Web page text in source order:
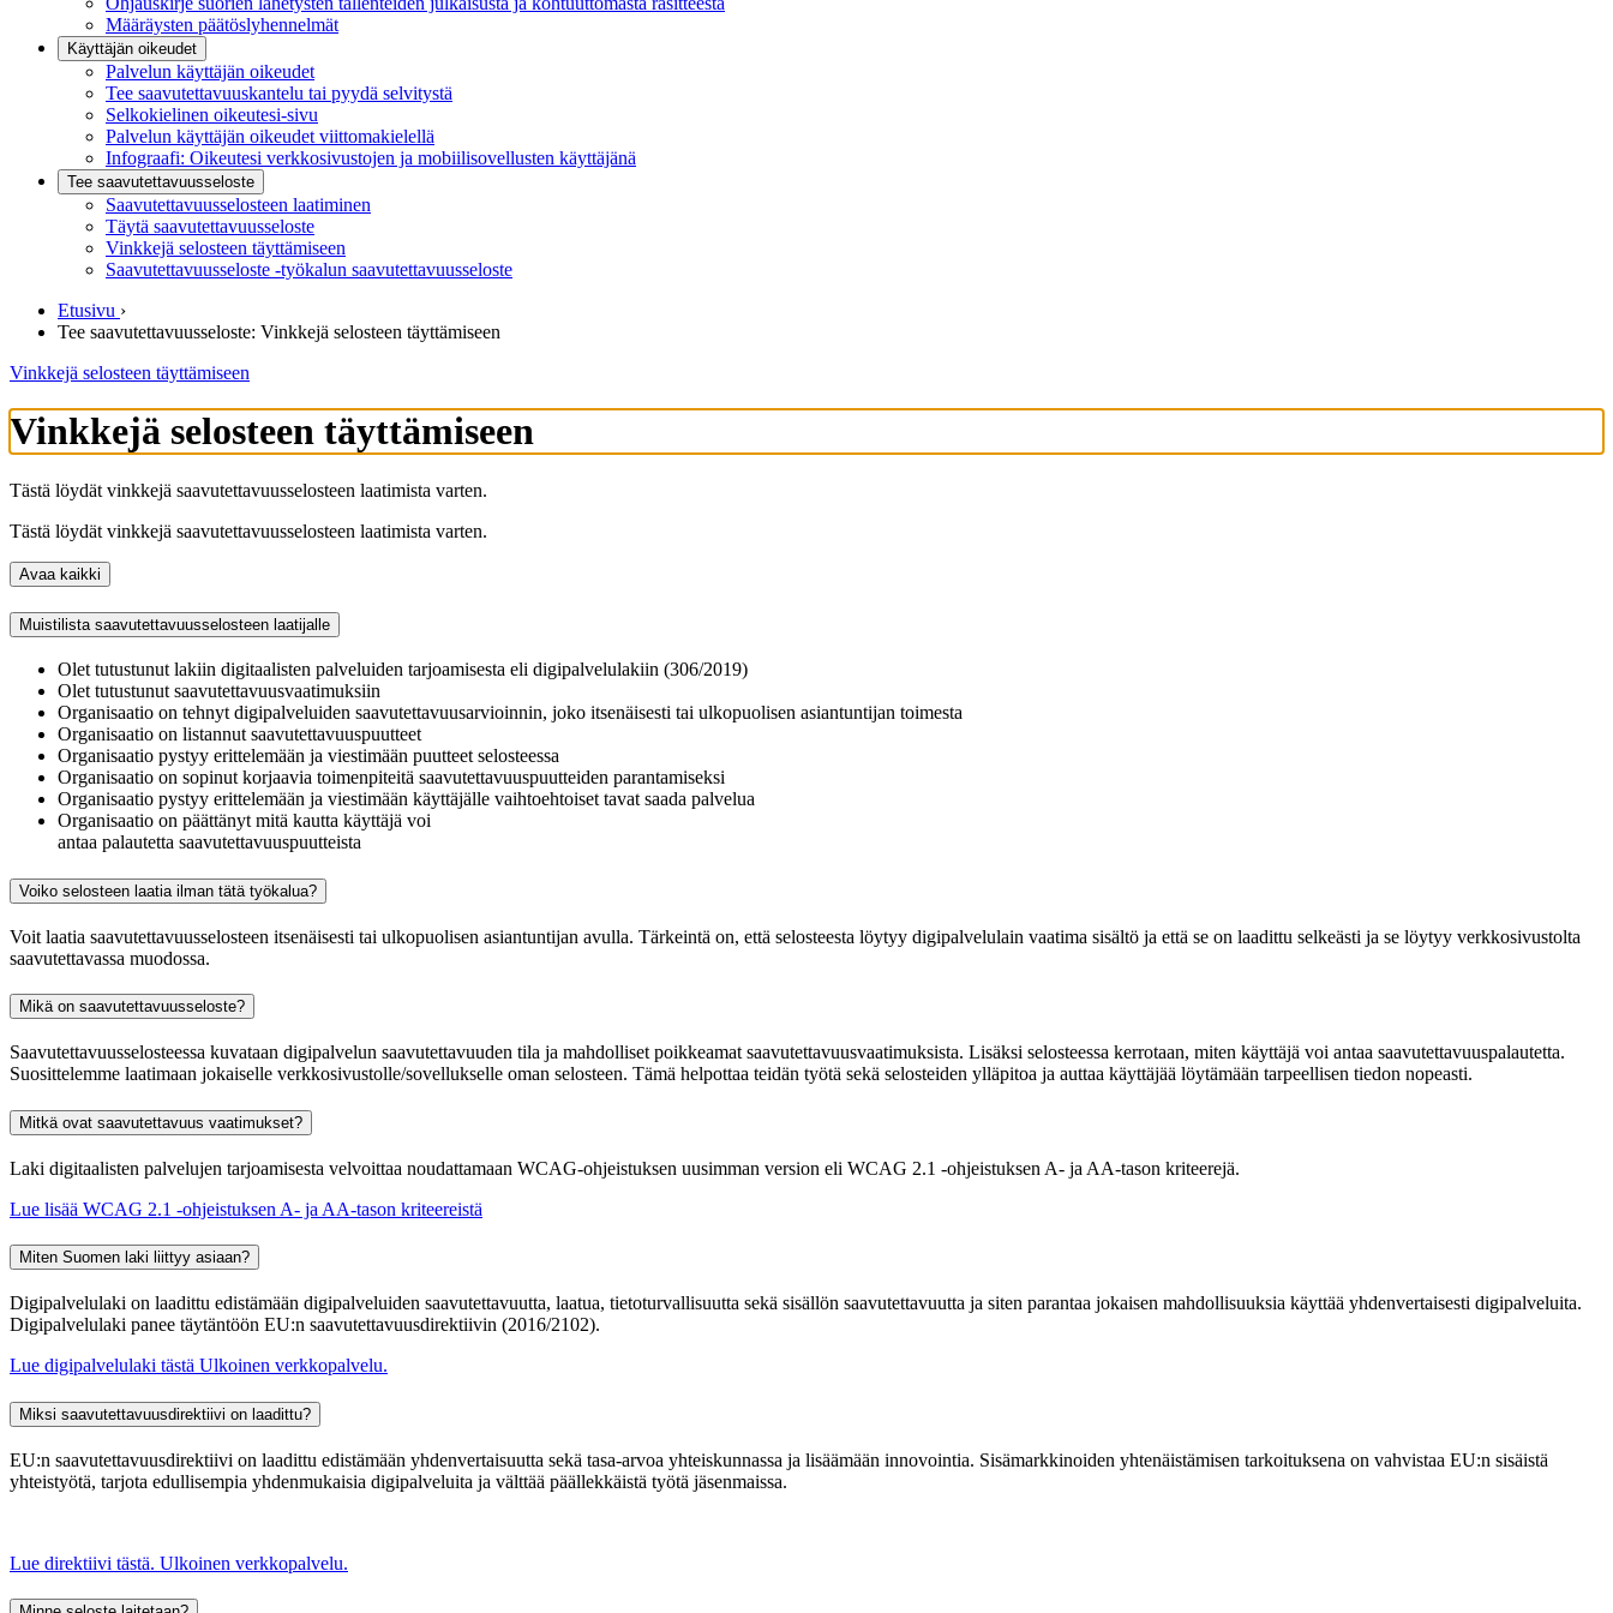
Määräysten päätöslyhennelmät
Käyttäjän oikeudet
Palvelun käyttäjän oikeudet
Tee saavutettavuuskantelu tai pyydä selvitystä
Selkokielinen oikeutesi-sivu
Palvelun käyttäjän oikeudet viittomakielellä
Infograafi: Oikeutesi verkkosivustojen ja mobiilisovellusten käyttäjänä
Tee saavutettavuusseloste
Saavutettavuus­selosteen laatiminen
Täytä saavutettavuusseloste
Vinkkejä selosteen täyttämiseen
Saavutettavuusseloste -työkalun saavutettavuusseloste
Etusivu ›
Tee saavutettavuusseloste: Vinkkejä selosteen täyttämiseen
Vinkkejä selosteen täyttämiseen
Vinkkejä selosteen täyttämiseen
Tästä löydät vinkkejä saavutettavuusselosteen laatimista varten.
Tästä löydät vinkkejä saavutettavuusselosteen laatimista varten.
Avaa kaikki
Muistilista saavutettavuusselosteen laatijalle
Olet tutustunut lakiin digitaalisten palveluiden tarjoamisesta eli digipalvelulakiin (306/2019)
Olet tutustunut saavutettavuusvaatimuksiin
Organisaatio on tehnyt digipalveluiden saavutettavuusarvioinnin, joko itsenäisesti tai ulkopuolisen asiantuntijan toimesta
Organisaatio on listannut saavutettavuuspuutteet
Organisaatio pystyy erittelemään ja viestimään puutteet selosteessa
Organisaatio on sopinut korjaavia toimenpiteitä saavutettavuuspuutteiden parantamiseksi
Organisaatio pystyy erittelemään ja viestimään käyttäjälle vaihtoehtoiset tavat saada palvelua
Organisaatio on päättänyt mitä kautta käyttäjä voi
antaa palautetta saavutettavuuspuutteista
Voiko selosteen laatia ilman tätä työkalua?
Voit laatia saavutettavuusselosteen itsenäisesti tai ulkopuolisen asiantuntijan avulla. Tärkeintä on, että selosteesta löytyy digipalvelulain vaatima sisältö ja että se on laadittu selkeästi ja se löytyy verkkosivustolta
saavutettavassa muodossa.
Mikä on saavutettavuusseloste?
Saavutettavuusselosteessa kuvataan digipalvelun saavutettavuuden tila ja mahdolliset poikkeamat saavutettavuusvaatimuksista. Lisäksi selosteessa kerrotaan, miten käyttäjä voi antaa saavutettavuuspalautetta.
Suosittelemme laatimaan jokaiselle verkkosivustolle/sovellukselle oman selosteen. Tämä helpottaa teidän työtä sekä selosteiden ylläpitoa ja auttaa käyttäjää löytämään tarpeellisen tiedon nopeasti.
Mitkä ovat saavutettavuus vaatimukset?
Laki digitaalisten palvelujen tarjoamisesta velvoittaa noudattamaan WCAG-ohjeistuksen uusimman version eli WCAG 2.1 -ohjeistuksen A- ja AA-tason kriteerejä.
Lue lisää WCAG 2.1 -ohjeistuksen A- ja AA-tason kriteereistä
Miten Suomen laki liittyy asiaan?
Digipalvelulaki on laadittu edistämään digipalveluiden saavutettavuutta, laatua, tietoturvallisuutta sekä sisällön saavutettavuutta ja siten parantaa jokaisen mahdollisuuksia käyttää yhdenvertaisesti digipalveluita.
Digipalvelulaki panee täytäntöön EU:n saavutettavuusdirektiivin (2016/2102).
Lue digipalvelulaki tästä Ulkoinen verkkopalvelu.
Miksi saavutettavuusdirektiivi on laadittu?
EU:n saavutettavuusdirektiivi on laadittu edistämään yhdenvertaisuutta sekä tasa-arvoa yhteiskunnassa ja lisäämään innovointia. Sisämarkkinoiden yhtenäistämisen tarkoituksena on vahvistaa EU:n sisäistä
yhteistyötä, tarjota edullisempia yhdenmukaisia digipalveluita ja välttää päällekkäistä työtä jäsenmaissa.
Lue direktiivi tästä. Ulkoinen verkkopalvelu.